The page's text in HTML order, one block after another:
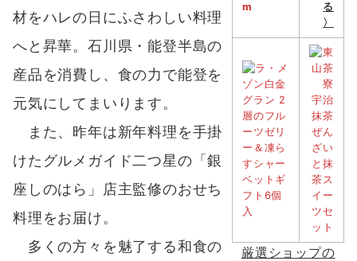
材をハレの日にふさわしい料理
へと昇華。石川県・能登半島の
産品を消費し、食の力で能登を
元気にしてまいります。
また、昨年は新年料理を手掛
けたグルメガイド二つ星の「銀
座しのはら」店主監修のおせち
料理をお届け。
多くの方々を魅了する和食の
m
る
〉
厳選ショップの